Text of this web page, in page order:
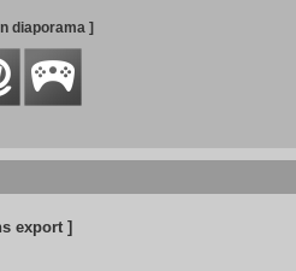
diaporama ]
export ]